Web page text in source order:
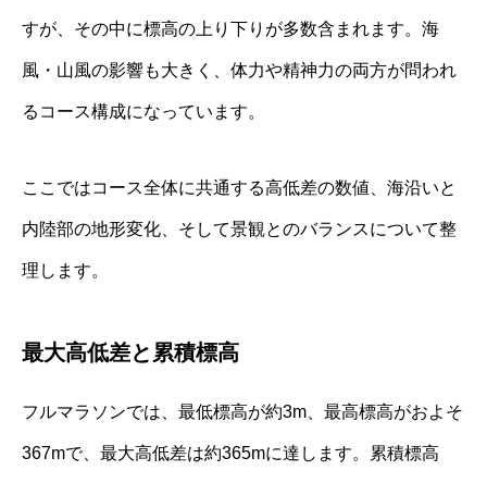
すが、その中に標高の上り下りが多数含まれます。海
風・山風の影響も大きく、体力や精神力の両方が問われ
るコース構成になっています。
ここではコース全体に共通する高低差の数値、海沿いと
内陸部の地形変化、そして景観とのバランスについて整
理します。
最大高低差と累積標高
フルマラソンでは、最低標高が約3m、最高標高がおよそ
367mで、最大高低差は約365mに達します。累積標高